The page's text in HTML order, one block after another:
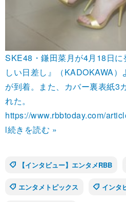
SKE48・鎌田菜月が4月18日に
しい日差し』（KADOKAWA）
が到着。また、カバー裏表紙3
れた。
https://www.rbbtoday.com/
l続きを読む »
【インタビュー】エンタメRBB
エンタメトピックス インタ